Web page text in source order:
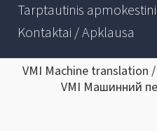
Tarptautinis
Kontaktai / Apklausa
VMI Machine
VMI Машинний